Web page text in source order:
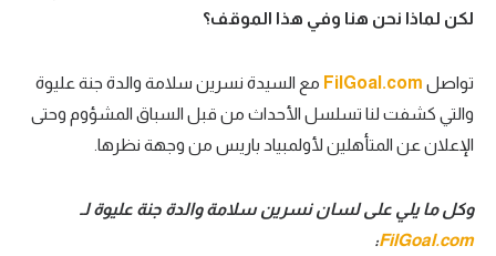
لكن لماذا نحن هنا وفي هذا الموقف؟
تواصل FilGoal.com مع السيدة نسرين سلامة والدة جنة عليوة
والتي كشفت لنا تسلسل الأحداث من قبل السباق المشؤوم وحتى
الإعلان عن المتأهلين لأولمبياد باريس من وجهة نظرها.
وكل ما يلي على لسان نسرين سلامة والدة جنة عليوة لـ
FilGoal.com
: